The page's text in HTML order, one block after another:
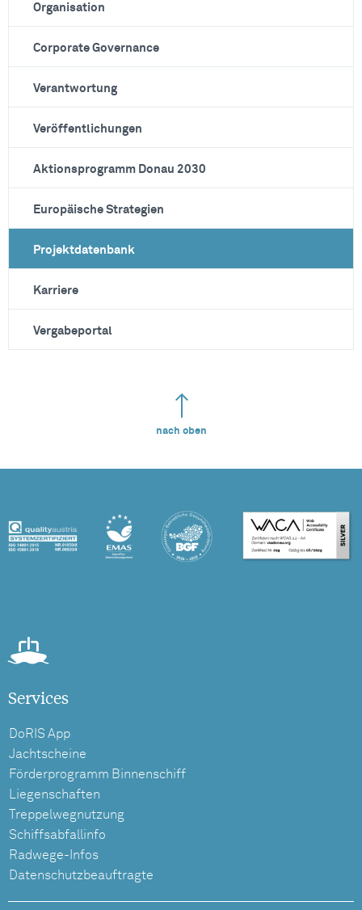
Organisation
Corporate Governance
Verantwortung
Veröffentlichungen
Aktionsprogramm Donau 2030
Europäische Strategien
Projektdatenbank
Karriere
Vergabeportal
nach oben
Services
DoRIS App
Jachtscheine
Förderprogramm Binnenschiff
Liegenschaften
Treppelwegnutzung
Schiffsabfallinfo
Radwege-Infos
Datenschutzbeauftragte